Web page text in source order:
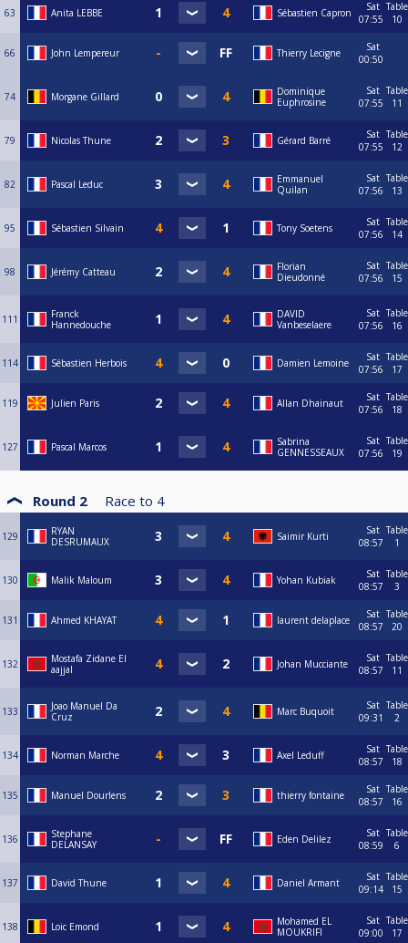
63 Anita LEBBE Sébastien Capron
Sat
07:55
Table
10
66 John Lempereur Thierry Lecigne
Sat
00:50
74 Morgane Gillard
Dominique
Euphrosine
Sat
07:55
Table
11
79 Nicolas Thune Gérard Barré
Sat
07:55
Table
12
82 Pascal Leduc
Emmanuel
Quilan
Sat
07:56
Table
13
95 Sébastien Silvain Tony Soetens
Sat
07:56
Table
14
98 Jérémy Catteau
Florian
Dieudonné
Sat
07:56
Table
15
111
Franck
Hannedouche
DAVID
Vanbeselaere
Sat
07:56
Table
16
114 Sébastien Herbois Damien Lemoine
Sat
07:56
Table
17
119 Julien Paris Allan Dhainaut
Sat
07:56
Table
18
127 Pascal Marcos
Sabrina
GENNESSEAUX
Sat
07:56
Table
19
Round 2 Race to 4
129
RYAN
DESRUMAUX
Saimir Kurti
Sat
08:57
Table
1
130 Malik Maloum Yohan Kubiak
Sat
08:57
Table
3
131 Ahmed KHAYAT laurent delaplace
Sat
08:57
Table
20
132
Mostafa Zidane El
aajjal
Johan Mucciante
Sat
08:57
Table
11
133
Joao Manuel Da
Cruz
Marc Buquoit
Sat
09:31
Table
2
134 Norman Marche Axel Leduff
Sat
08:57
Table
18
135 Manuel Dourlens thierry fontaine
Sat
08:57
Table
16
136
Stephane
DELANSAY
Eden Delilez
Sat
08:59
Table
6
137 David Thune Daniel Armant
Sat
09:14
Table
15
138 Loic Emond
Mohamed EL
MOUKRIFI
Sat
09:00
Table
17